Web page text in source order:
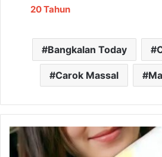
20 Tahun
Bangkalan Today
Carok Massal